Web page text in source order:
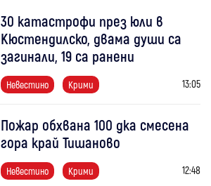
30 катастрофи през юли в
Кюстендилско, двама души са
загинали, 19 са ранени
Невестино Крими 13:05
Пожар обхвана 100 дка смесена
гора край Тишаново
Невестино Крими 12:48